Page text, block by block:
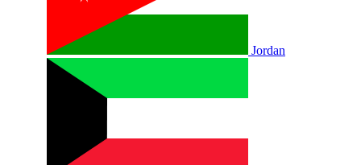
Jordan